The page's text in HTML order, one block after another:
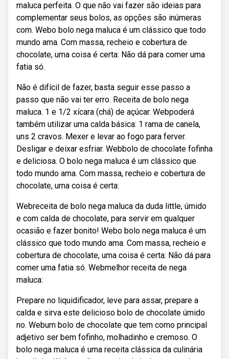
maluca perfeita. O que não vai fazer são ideias para
complementar seus bolos, as opções são inúmeras
com. Webo bolo nega maluca é um clássico que todo
mundo ama. Com massa, recheio e cobertura de
chocolate, uma coisa é certa: Não dá para comer uma
fatia só.
Não é difícil de fazer, basta seguir esse passo a
passo que não vai ter erro. Receita de bolo nega
maluca. 1 e 1/2 xícara (chá) de açúcar. Webpoderá
também utilizar uma calda básica: 1 rama de canela,
uns 2 cravos. Mexer e levar ao fogo para ferver.
Desligar e deixar esfriar. Webbolo de chocolate fofinha
e deliciosa. O bolo nega maluca é um clássico que
todo mundo ama. Com massa, recheio e cobertura de
chocolate, uma coisa é certa:
Webreceita de bolo nega maluca da duda little, úmido
e com calda de chocolate, para servir em qualquer
ocasião e fazer bonito! Webo bolo nega maluca é um
clássico que todo mundo ama. Com massa, recheio e
cobertura de chocolate, uma coisa é certa: Não dá para
comer uma fatia só. Webmelhor receita de nega
maluca:
Prepare no liquidificador, leve para assar, prepare a
calda e sirva este delicioso bolo de chocolate úmido
no. Webum bolo de chocolate que tem como principal
adjetivo ser bem fofinho, molhadinho e cremoso. O
bolo nega maluca é uma receita clássica da culinária